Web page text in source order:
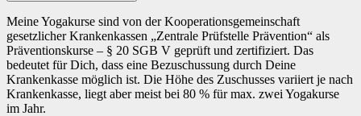
Meine Yogakurse sind von der Kooperationsgemeinschaft
gesetzlicher Krankenkassen „Zentrale Prüfstelle Prävention“ als
Präventionskurse – § 20 SGB V geprüft und zertifiziert. Das
bedeutet für Dich, dass eine Bezuschussung durch Deine
Krankenkasse möglich ist. Die Höhe des Zuschusses variiert je nach
Krankenkasse, liegt aber meist bei 80 % für max. zwei Yogakurse
im Jahr.